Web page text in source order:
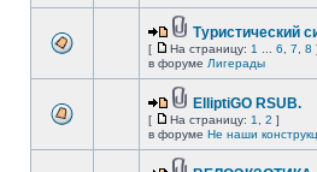
Туристический
[ На страницу: 1 6 7 8 ]
в форуме Лигерады
ElliptiGO RSUB.
[ На страницу: 1 2 ]
в форуме Не наши